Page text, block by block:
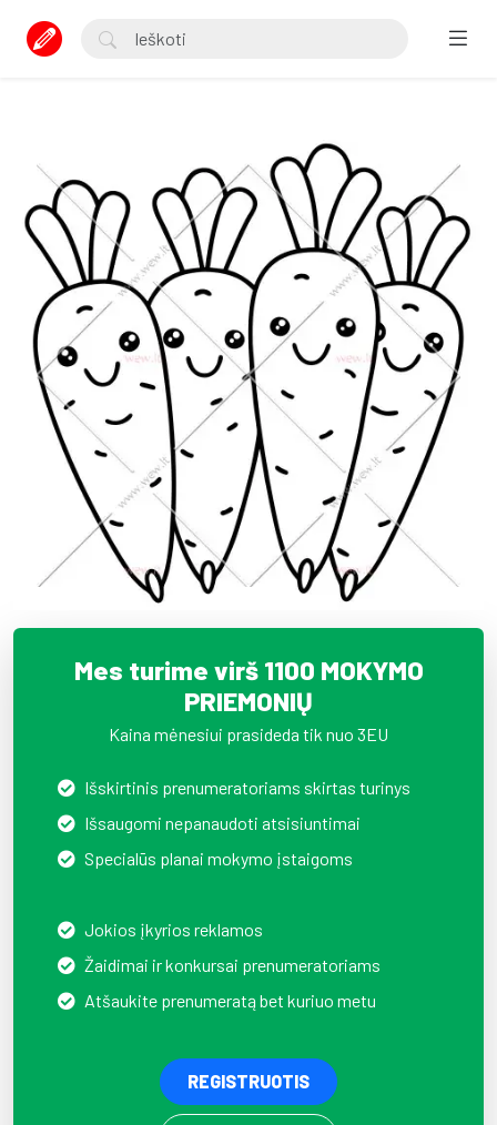
Mes turime virš 1100 MOKYMO
PRIEMONIŲ
Kaina mėnesiui prasideda tik nuo 3EU
Išskirtinis prenumeratoriams skirtas turinys
Išsaugomi nepanaudoti atsisiuntimai
Specialūs planai mokymo įstaigoms
Jokios įkyrios reklamos
Žaidimai ir konkursai prenumeratoriams
Atšaukite prenumeratą bet kuriuo metu
REGISTRUOTIS